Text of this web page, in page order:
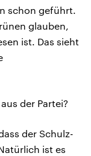
schon geführt.
glauben,
ist. Das sieht
der Partei?
der Schulz-
ist es